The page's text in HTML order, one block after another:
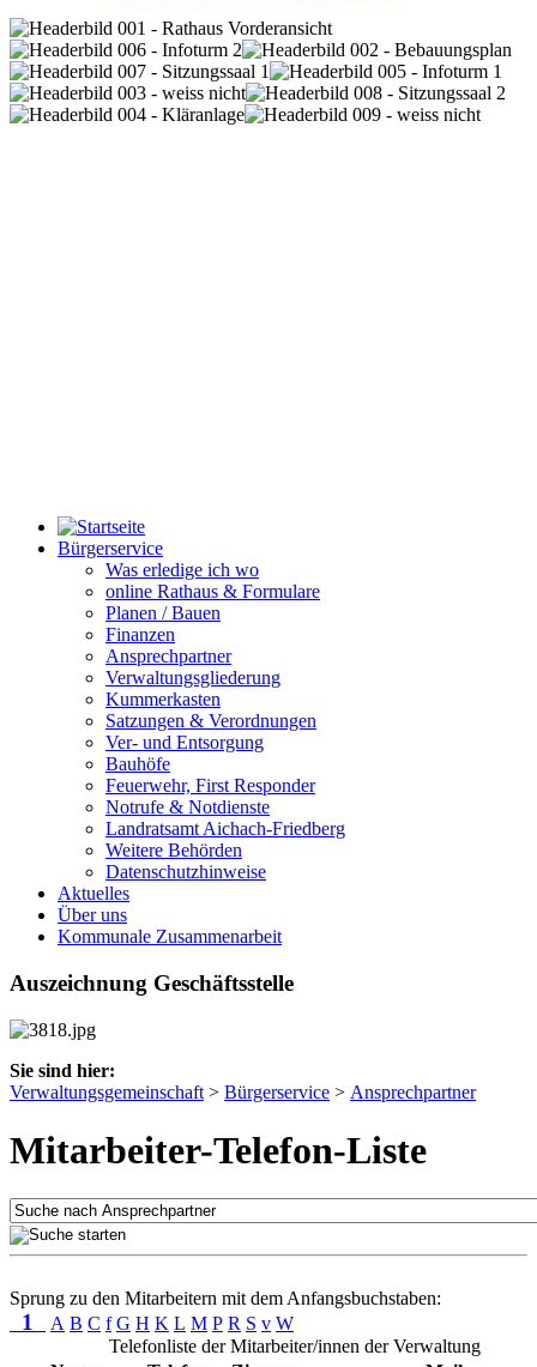
Bürgerservice
Was erledige ich wo
online Rathaus & Formulare
Planen / Bauen
Finanzen
Ansprechpartner
Verwaltungsgliederung
Kummerkasten
Satzungen & Verordnungen
Ver- und Entsorgung
Bauhöfe
Feuerwehr, First Responder
Notrufe & Notdienste
Landratsamt Aichach-Friedberg
Weitere Behörden
Datenschutzhinweise
Aktuelles
Über uns
Kommunale Zusammenarbeit
Auszeichnung Geschäftsstelle
Sie sind hier:
Verwaltungsgemeinschaft > Bürgerservice > Ansprechpartner
Mitarbeiter-Telefon-Liste
Sprung zu den Mitarbeitern mit dem Anfangsbuchstaben:
1 A B C f G H K L M P R S v W
Telefonliste der Mitarbeiter/innen der Verwaltung